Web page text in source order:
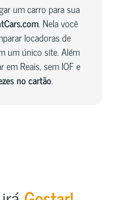
um carro para sua
. Nela você
locadoras de
um único site. Além
em Reais, sem IOF e
no cartão.